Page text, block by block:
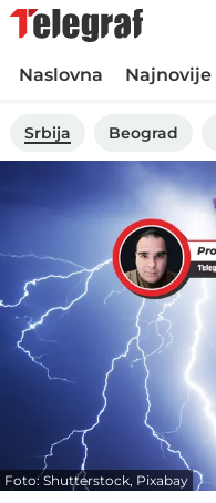
Naslovna Najnovije
Srbija Beograd
Foto: Shutterstock, Pixabay